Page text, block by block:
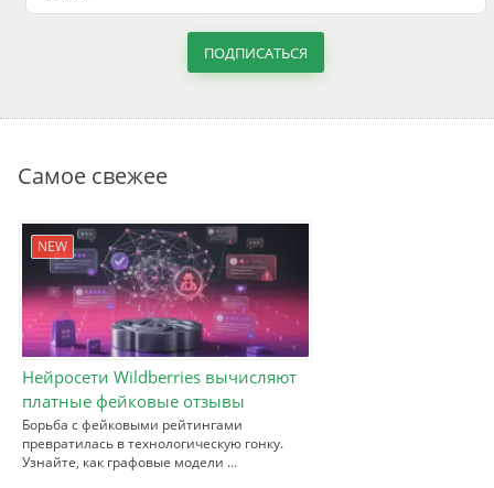
ПОДПИСАТЬСЯ
Самое свежее
NEW
Нейросети Wildberries вычисляют
платные фейковые отзывы
Борьба с фейковыми рейтингами
превратилась в технологическую гонку.
Узнайте, как графовые модели …